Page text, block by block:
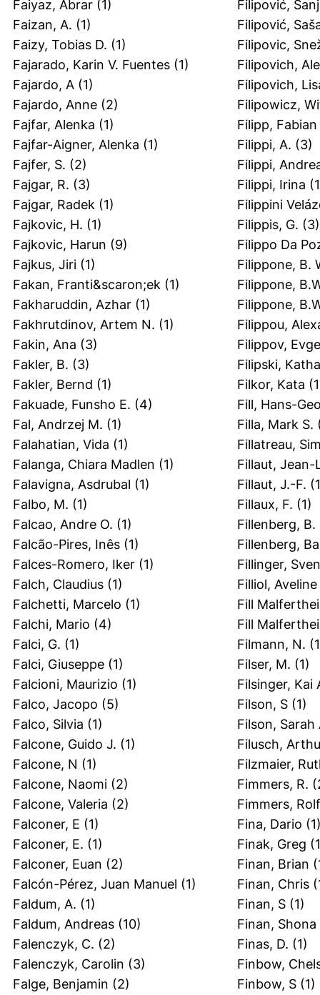
Faiyaz, Abrar (1)
Faizan, A. (1)
Faizy, Tobias D. (1)
Fajarado, Karin V. Fuentes (1)
Fajardo, A (1)
Fajardo, Anne (2)
Fajfar, Alenka (1)
Fajfar-Aigner, Alenka (1)
Fajfer, S. (2)
Fajgar, R. (3)
Fajgar, Radek (1)
Fajkovic, H. (1)
Fajkovic, Harun (9)
Fajkus, Jiri (1)
Fakan, Franti&scaron;ek (1)
Fakharuddin, Azhar (1)
Fakhrutdinov, Artem N. (1)
Fakin, Ana (3)
Fakler, B. (3)
Fakler, Bernd (1)
Fakuade, Funsho E. (4)
Fal, Andrzej M. (1)
Falahatian, Vida (1)
Falanga, Chiara Madlen (1)
Falavigna, Asdrubal (1)
Falbo, M. (1)
Falcao, Andre O. (1)
Falcão-Pires, Inês (1)
Falces-Romero, Iker (1)
Falch, Claudius (1)
Falchetti, Marcelo (1)
Falchi, Mario (4)
Falci, G. (1)
Falci, Giuseppe (1)
Falcioni, Maurizio (1)
Falco, Jacopo (5)
Falco, Silvia (1)
Falcone, Guido J. (1)
Falcone, N (1)
Falcone, Naomi (2)
Falcone, Valeria (2)
Falconer, E (1)
Falconer, E. (1)
Falconer, Euan (2)
Falcón-Pérez, Juan Manuel (1)
Faldum, A. (1)
Faldum, Andreas (10)
Falenczyk, C. (2)
Falenczyk, Carolin (3)
Falge, Benjamin (2)
Filipović,
Filipović,
Filipovic,
Filipovich,
Filipovich,
Filipowicz,
Filipp, Fabian
Filippi, A. (3)
Filippi,
Filippi, Irina
Filippini
Filippis, G. (3)
Filippo Da
Filippone, B.
Filippone,
Filippone,
Filippou,
Filippov,
Filipski,
Filkor, Kata
Fill, Hans-
Filla, Mark S.
Fillatreau,
Fillaut, Jean-
Fillaut, J.-F.
Fillaux, F. (1)
Fillenberg, B.
Fillenberg,
Fillinger, Sven
Filliol, Aveline
Fill
Fill
Filmann, N.
Filser, M. (1)
Filsinger, Kai
Filson, S (1)
Filson, Sarah
Filusch,
Filzmaier,
Fimmers, R.
Fimmers, Rolf
Fina, Dario
Finak, Greg
Finan, Brian
Finan, Chris
Finan, S (1)
Finan, Shona
Finas, D. (1)
Finbow,
Finbow, S (1)